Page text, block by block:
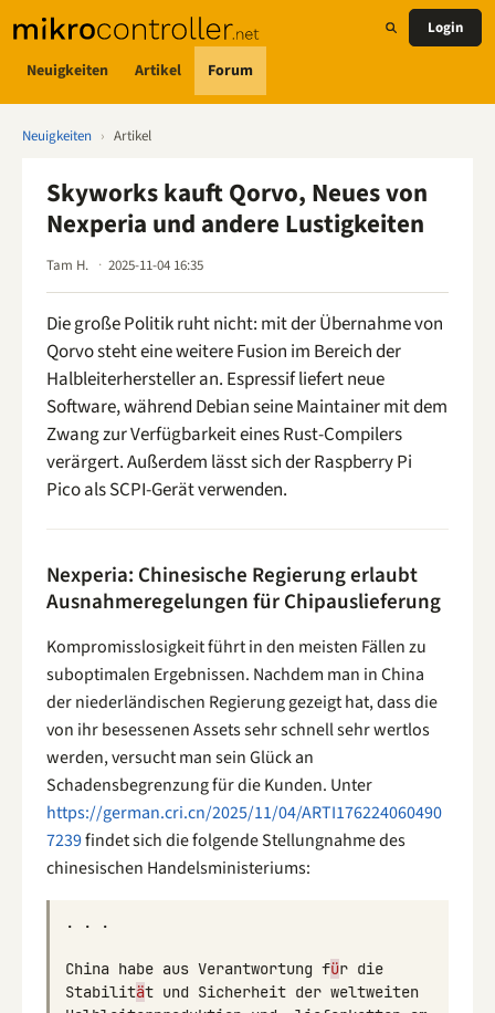
Neuigkeiten Artikel Forum
Login
Neuigkeiten › Artikel
Skyworks kauft Qorvo, Neues von
Nexperia und andere Lustigkeiten
Tam H. 2025-11-04 16:35
Die große Politik ruht nicht: mit der Übernahme von
Qorvo steht eine weitere Fusion im Bereich der
Halbleiterhersteller an. Espressif liefert neue
Software, während Debian seine Maintainer mit dem
Zwang zur Verfügbarkeit eines Rust-Compilers
verärgert. Außerdem lässt sich der Raspberry Pi
Pico als SCPI-Gerät verwenden.
Nexperia: Chinesische Regierung erlaubt
Ausnahmeregelungen für Chipauslieferung
Kompromisslosigkeit führt in den meisten Fällen zu
suboptimalen Ergebnissen. Nachdem man in China
der niederländischen Regierung gezeigt hat, dass die
von ihr besessenen Assets sehr schnell sehr wertlos
werden, versucht man sein Glück an
Schadensbegrenzung für die Kunden. Unter
https://german.cri.cn/2025/11/04/ARTI176224060490
7239findet sich die folgende Stellungnahme des
chinesischen Handelsministeriums:
. . .
China habe aus Verantwortung für die
Stabilität und Sicherheit der weltweiten